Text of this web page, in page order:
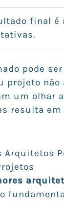
final é
pode
projeto não
um olhar
resulta em